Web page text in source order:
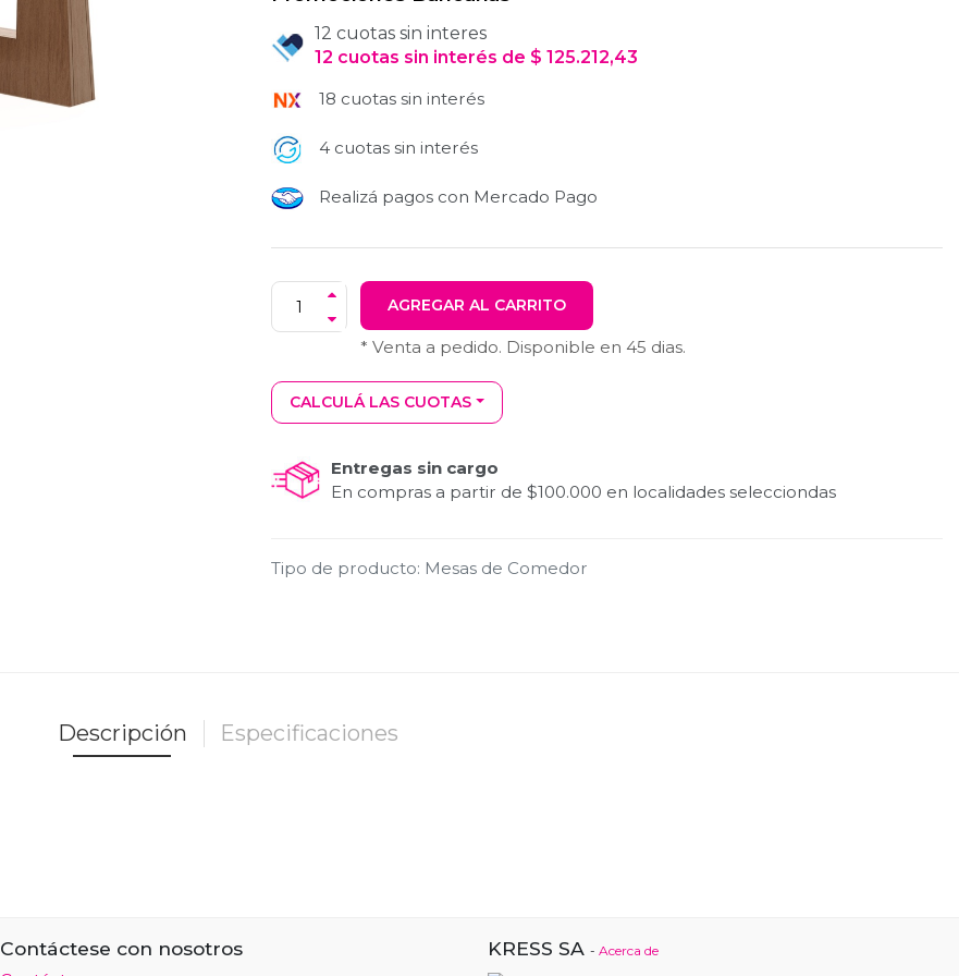
12 cuotas sin interes
12 cuotas sin interés de $ 125.212,43
18 cuotas sin interés
4 cuotas sin interés
Realizá pagos con Mercado Pago
AGREGAR AL CARRITO
* Venta a pedido. Disponible en 45 dias.
CALCULÁ LAS CUOTAS
Entregas sin cargo
En compras a partir de $100.000 en localidades selecciondas
Tipo de producto: Mesas de Comedor
Descripción Especificaciones
Contáctese con nosotros KRESS SA - Acerca de